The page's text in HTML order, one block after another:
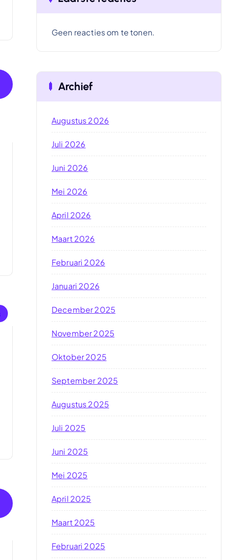
Geen reacties om te tonen.
Archief
Augustus 2026
Juli 2026
Juni 2026
Mei 2026
April 2026
Maart 2026
Februari 2026
Januari 2026
December 2025
November 2025
Oktober 2025
September 2025
Augustus 2025
Juli 2025
Juni 2025
Mei 2025
April 2025
Maart 2025
Februari 2025